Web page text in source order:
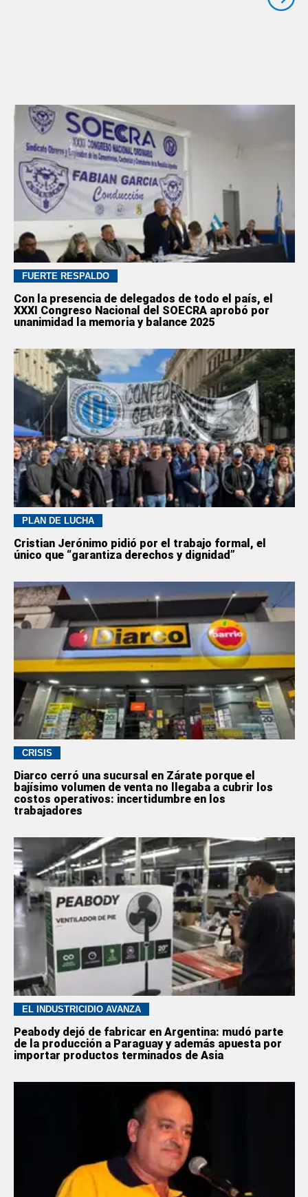
FUERTE RESPALDO
Con la presencia de delegados de todo el país, el
XXXI Congreso Nacional del SOECRA aprobó por
unanimidad la memoria y balance 2025
PLAN DE LUCHA
Cristian Jerónimo pidió por el trabajo formal, el
único que “garantiza derechos y dignidad”
CRISIS
Diarco cerró una sucursal en Zárate porque el
bajísimo volumen de venta no llegaba a cubrir los
costos operativos: incertidumbre en los
trabajadores
EL INDUSTRICIDIO AVANZA
Peabody dejó de fabricar en Argentina: mudó parte
de la producción a Paraguay y además apuesta por
importar productos terminados de Asia